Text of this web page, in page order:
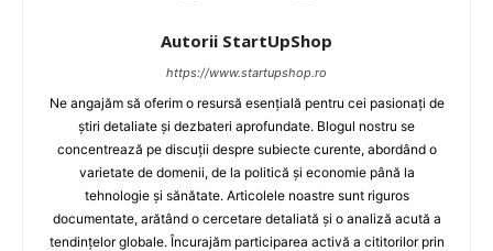
Autorii StartUpShop
https://www.startupshop.ro
Ne angajăm să oferim o resursă esențială pentru cei pasionați de
știri detaliate și dezbateri aprofundate. Blogul nostru se
concentrează pe discuții despre subiecte curente, abordând o
varietate de domenii, de la politică și economie până la
tehnologie și sănătate. Articolele noastre sunt riguros
documentate, arătând o cercetare detaliată și o analiză acută a
tendințelor globale. Încurajăm participarea activă a cititorilor prin